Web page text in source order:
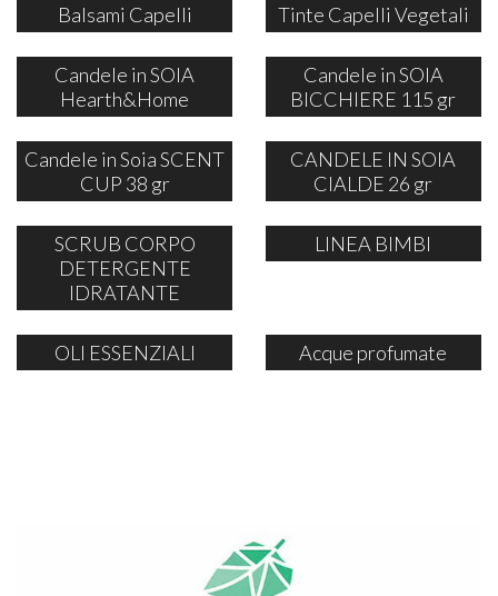
Balsami Capelli Tinte Capelli Vegetali
Candele in SOIA
Hearth&Home
Candele in SOIA
BICCHIERE 115 gr
Candele in Soia SCENT
CUP 38 gr
CANDELE IN SOIA
CIALDE 26 gr
SCRUB CORPO
DETERGENTE
IDRATANTE
LINEA BIMBI
OLI ESSENZIALI Acque profumate